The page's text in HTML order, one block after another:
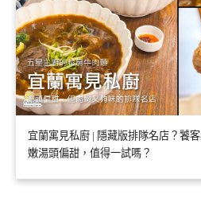
宜蘭寓見私廚 | 隱藏版排隊名店？饕
嫩湯頭偏甜，值得一試嗎？